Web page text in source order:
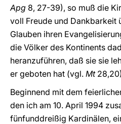
Apg 8, 27-39), so muß die
voll Freude und Dankbarkeit
Glauben ihren
die Völker des Kontinents
heranzuführen, daß sie sie
er geboten hat (vgl. Mt
Beginnend mit dem
den ich am 10. April 1994
fünfunddreißig Kardinälen,